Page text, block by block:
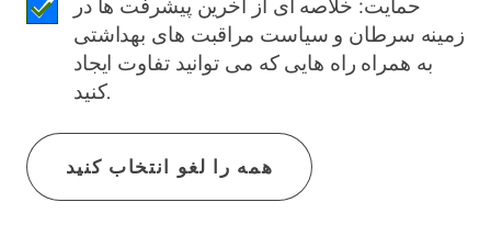
حمایت: خلاصه ای از آخرین پیشرفت ها در
زمینه سرطان و سیاست مراقبت های بهداشتی
به همراه راه هایی که می توانید تفاوت ایجاد
کنید.
همه را لغو انتخاب کنید